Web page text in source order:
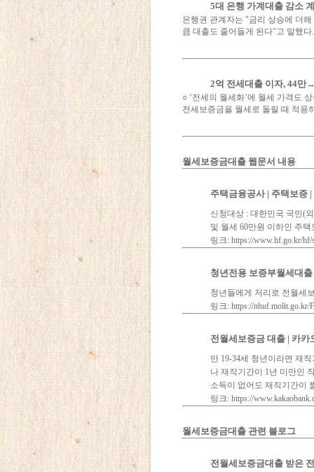
5대 은행 가계대출 감소
은행권 관계자는 "금리 상승에 더
큼 대출도 줄어들게 된다"고 말했
2억 전세대출 이자, 44만
○ ‘전세의 월세화’에 월세 가격도
전세보증금을 월세로 돌릴 때 적
월세보증금대출 웹문서 내용
주택금융공사 | 주택보증
신청대상 : 대한민국 국민(
및 월세 60만원 이하인 주
링크: https://www.hf.go.kr/hf/
청년전용 보증부월세대
청년들에게 저리로 전월세
링크: https://nhuf.molit.go.kr/
전월세보증금 대출 | 카카
만 19-34세 청년이라면 재
나 재직기간이 1년 미만인
소득이 없어도 재직기간이
링크: https://
월세보증금대출 관련 블로그
전월세보증금대출 받은